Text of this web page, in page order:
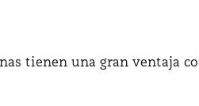
tienen una gran ventaja